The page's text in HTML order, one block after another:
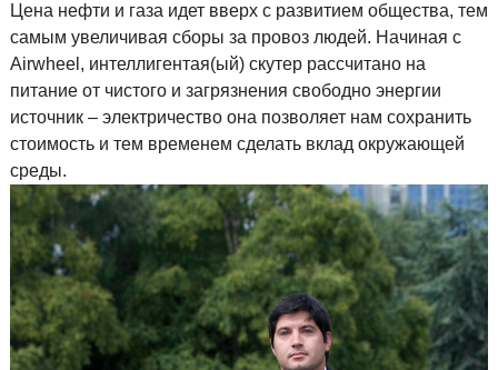
Цена нефти и газа идет вверх с развитием общества, тем
самым увеличивая сборы за провоз людей. Начиная с
Airwheel, интеллигентая(ый) скутер рассчитано на
питание от чистого и загрязнения свободно энергии
источник – электричество она позволяет нам сохранить
стоимость и тем временем сделать вклад окружающей
среды.